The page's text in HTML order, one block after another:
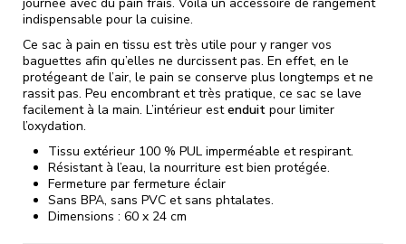
indispensable pour la cuisine.
Ce sac à pain en tissu est très utile pour y ranger vos
baguettes afin qu’elles ne durcissent pas. En effet, en le
protégeant de l’air, le pain se conserve plus longtemps et ne
rassit pas. Peu encombrant et très pratique, ce sac se lave
facilement à la main. L’intérieur estenduit pour limiter
l’oxydation.
Tissu extérieur 100 % PUL imperméable et respirant.
Résistant à l’eau, la nourriture est bien protégée.
Fermeture par fermeture éclair
Sans BPA, sans PVC et sans phtalates.
Dimensions : 60 x 24 cm